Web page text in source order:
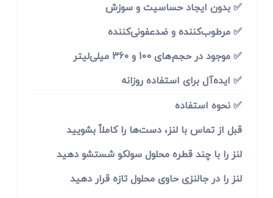
✅ بدون ایجاد حساسیت و سوزش
✅ مرطوب‌کننده و ضدعفونی‌کننده
✅ موجود در حجم‌های 100 و 360 میلی‌لیتر
✅ ایده‌آل برای استفاده روزانه
✅ نحوه استفاده
قبل از تماس با لنز، دست‌ها را کاملاً بشویید
لنز را با چند قطره محلول سولکو شستشو دهید
لنز را در جالنزی حاوی محلول تازه قرار دهید